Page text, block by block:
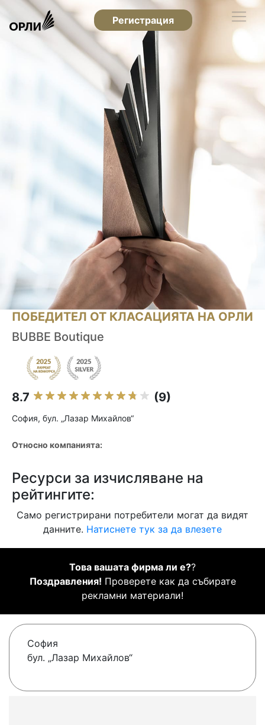
Регистрация
ПОБЕДИТЕЛ ОТ КЛАСАЦИЯТА НА ОРЛИ
BUBBE Boutique
8.7 (9)
София, бул. „Лазар Михайлов“
Относно компанията:
Ресурси за изчисляване на
рейтингите:
Само регистрирани потребители могат да видят
данните. Натиснете тук за да влезете
Това вашата фирма ли е??
Поздравления! Проверете как да събирате
рекламни материали!
София
бул. „Лазар Михайлов“